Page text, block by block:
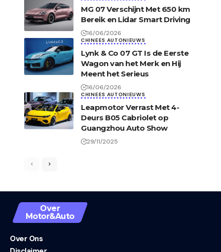
MG 07 Verschijnt Met 650 km
Bereik en Lidar Smart Driving
16/06/2026
CHINEES AUTONIEUWS
Lynk & Co 07 GT Is de Eerste
Wagon van het Merk en Hij
Meent het Serieus
16/06/2026
CHINEES AUTONIEUWS
Leapmotor Verrast Met 4-
Deurs B05 Cabriolet op
Guangzhou Auto Show
29/11/2025
Over
Motor&Auto
Over Ons